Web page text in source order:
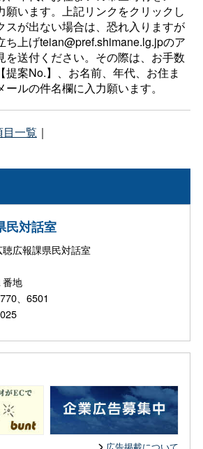
願います。上記リンクをクリックし
スが出ない場合は、恐れ入りますが
ち上げteian@pref.shimane.lg.jpのア
を送付ください。その際は、お手数
提案No.】、お名前、年代、お住ま
ルの件名欄に入力願います。
目一覧 ｜
民対話室
広報課県民対話室
１番地
、6501